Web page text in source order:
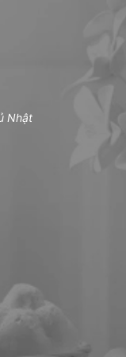
Nhật